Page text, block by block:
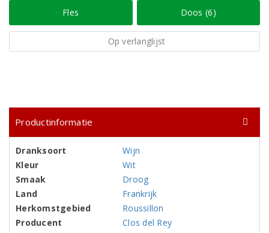
Fles Doos (6)
Op verlanglijst
Productinformatie
Dranksoort
Wijn
Kleur
Wit
Smaak
Droog
Land
Frankrijk
Herkomstgebied
Roussillon
Producent
Clos del Rey